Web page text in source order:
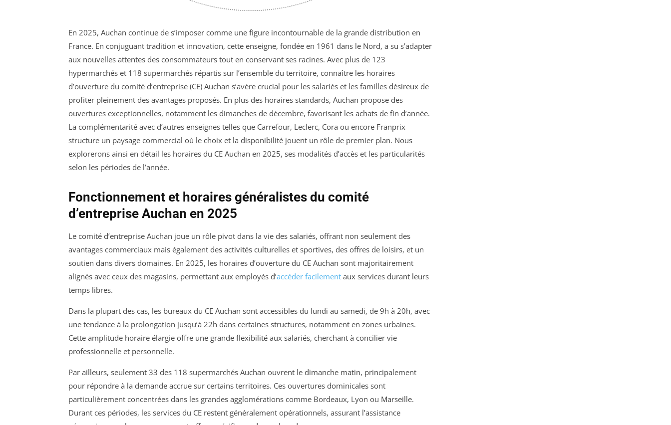
En 2025, Auchan continue de s’imposer comme une figure incontournable de la grande distribution en
France. En conjuguant tradition et innovation, cette enseigne, fondée en 1961 dans le Nord, a su s’adapter
aux nouvelles attentes des consommateurs tout en conservant ses racines. Avec plus de 123
hypermarchés et 118 supermarchés répartis sur l’ensemble du territoire, connaître les horaires
d’ouverture du comité d’entreprise (CE) Auchan s’avère crucial pour les salariés et les familles désireux de
profiter pleinement des avantages proposés. En plus des horaires standards, Auchan propose des
ouvertures exceptionnelles, notamment les dimanches de décembre, favorisant les achats de fin d’année.
La complémentarité avec d’autres enseignes telles que Carrefour, Leclerc, Cora ou encore Franprix
structure un paysage commercial où le choix et la disponibilité jouent un rôle de premier plan. Nous
explorerons ainsi en détail les horaires du CE Auchan en 2025, ses modalités d’accès et les particularités
selon les périodes de l’année.
Fonctionnement et horaires généralistes du comité
d’entreprise Auchan en 2025
Le comité d’entreprise Auchan joue un rôle pivot dans la vie des salariés, offrant non seulement des
avantages commerciaux mais également des activités culturelles et sportives, des offres de loisirs, et un
soutien dans divers domaines. En 2025, les horaires d’ouverture du CE Auchan sont majoritairement
alignés avec ceux des magasins, permettant aux employés d’accéder facilement aux services durant leurs
temps libres.
Dans la plupart des cas, les bureaux du CE Auchan sont accessibles du lundi au samedi, de 9h à 20h, avec
une tendance à la prolongation jusqu’à 22h dans certaines structures, notamment en zones urbaines.
Cette amplitude horaire élargie offre une grande flexibilité aux salariés, cherchant à concilier vie
professionnelle et personnelle.
Par ailleurs, seulement 33 des 118 supermarchés Auchan ouvrent le dimanche matin, principalement
pour répondre à la demande accrue sur certains territoires. Ces ouvertures dominicales sont
particulièrement concentrées dans les grandes agglomérations comme Bordeaux, Lyon ou Marseille.
Durant ces périodes, les services du CE restent généralement opérationnels, assurant l’assistance